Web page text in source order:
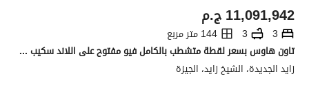
ج.م11,091,942
3
3
144 متر مربع
تاون هاوس بسعر لقطة متشطب بالكامل فيو مفتوح على اللاند سكيب بجوار اعمار و امام مطار سفنكس
زايد الجديدة، الشيخ زايد، الجيزة